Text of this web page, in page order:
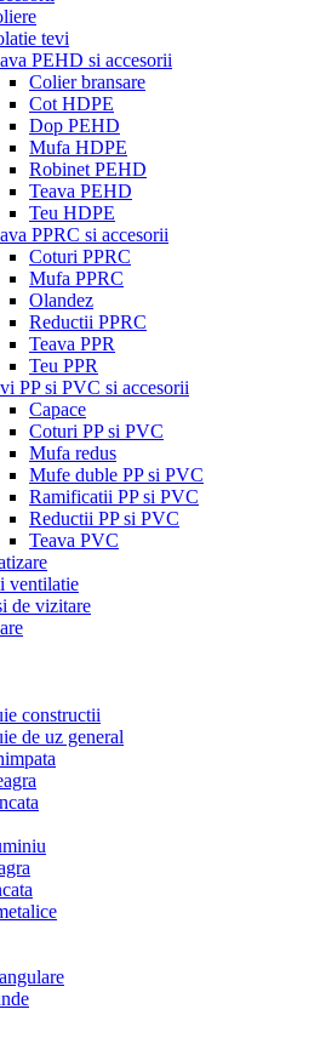
tevi
PEHD si accesorii
Colier bransare
Cot HDPE
Dop PEHD
Mufa HDPE
Robinet PEHD
Teava PEHD
Teu HDPE
PPRC si accesorii
Coturi PPRC
Mufa PPRC
Olandez
Reductii PPRC
Teava PPR
Teu PPR
PP si PVC si accesorii
Capace
Coturi PP si PVC
Mufa redus
Mufe duble PP si PVC
Ramificatii PP si PVC
Reductii PP si PVC
Teava PVC
ventilatie
de vizitare
constructii
de uz general